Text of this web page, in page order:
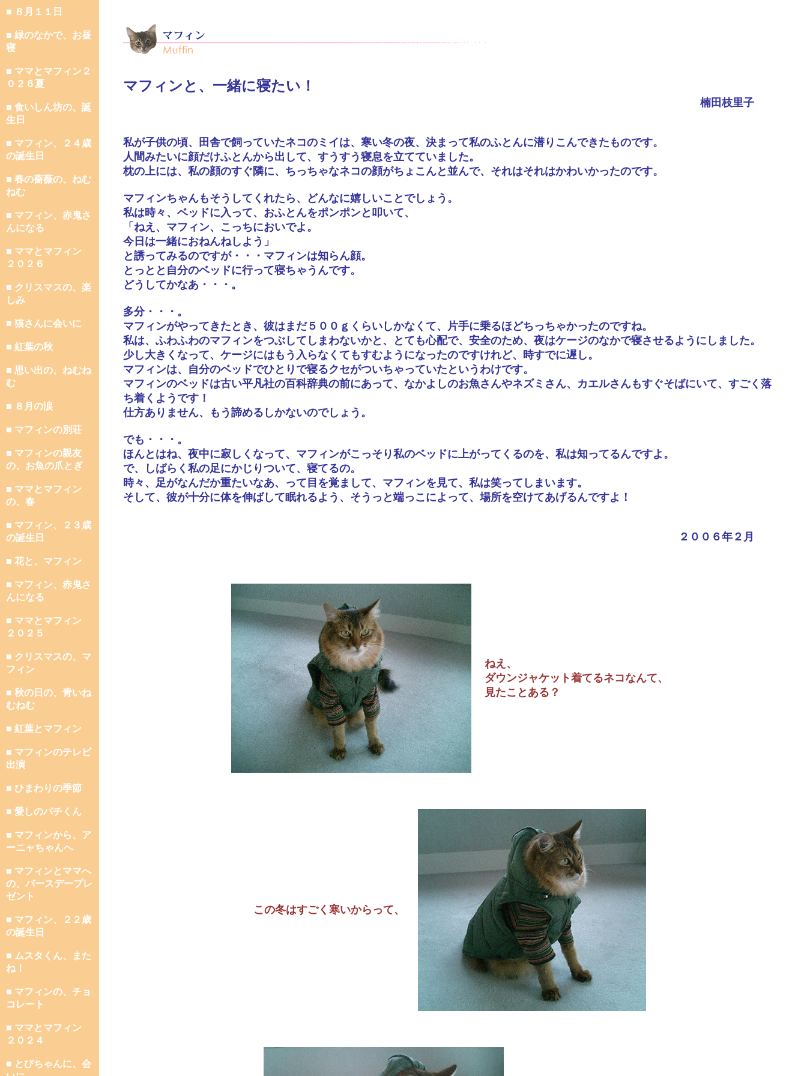
■ ８月１１日
■ 緑のなかで、お昼
寝
■ ママとマフィン２
０２６夏
■ 食いしん坊の、誕
生日
■ マフィン、２４歳
の誕生日
■ 春の薔薇の、ねむ
ねむ
■ マフィン、赤鬼さ
んになる
■ ママとマフィン
２０２６
■ クリスマスの、楽
しみ
■ 猫さんに会いに
■ 紅葉の秋
■ 思い出の、ねむね
む
■ ８月の涙
■ マフィンの別荘
■ マフィンの親友
の、お魚の爪とぎ
■ ママとマフィン
の、春
■ マフィン、２３歳
の誕生日
■ 花と、マフィン
■ マフィン、赤鬼さ
んになる
■ ママとマフィン
２０２５
■ クリスマスの、マ
フィン
■ 秋の日の、青いね
むねむ
■ 紅葉とマフィン
■ マフィンのテレビ
出演
■ ひまわりの季節
■ 愛しのパチくん
■ マフィンから、ア
ーニャちゃんへ
■ マフィンとママへ
の、バースデープレ
ゼント
■ マフィン、２２歳
の誕生日
■ ムスタくん、また
ね！
■ マフィンの、チョ
コレート
■ ママとマフィン
２０２４
■ とびちゃんに、会
マフィンと、一緒に寝たい！
楠田枝里子
私が子供の頃、田舎で飼っていたネコのミイは、寒い冬の夜、決まって私のふとんに潜りこんできたものです。
人間みたいに顔だけふとんから出して、すうすう寝息を立てていました。
枕の上には、私の顔のすぐ隣に、ちっちゃなネコの顔がちょこんと並んで、それはそれはかわいかったのです。
マフィンちゃんもそうしてくれたら、どんなに嬉しいことでしょう。
私は時々、ベッドに入って、おふとんをポンポンと叩いて、
「ねえ、マフィン、こっちにおいでよ。
今日は一緒におねんねしよう」
と誘ってみるのですが・・・マフィンは知らん顔。
とっとと自分のベッドに行って寝ちゃうんです。
どうしてかなあ・・・。
多分・・・。
マフィンがやってきたとき、彼はまだ５００ｇくらいしかなくて、片手に乗るほどちっちゃかったのですね。
私は、ふわふわのマフィンをつぶしてしまわないかと、とても心配で、安全のため、夜はケージのなかで寝させるようにしました。
少し大きくなって、ケージにはもう入らなくてもすむようになったのですけれど、時すでに遅し。
マフィンは、自分のベッドでひとりで寝るクセがついちゃっていたというわけです。
マフィンのベッドは古い平凡社の百科辞典の前にあって、なかよしのお魚さんやネズミさん、カエルさんもすぐそばにいて、すごく落
ち着くようです！
仕方ありません、もう諦めるしかないのでしょう。
でも・・・。
ほんとはね、夜中に寂しくなって、マフィンがこっそり私のベッドに上がってくるのを、私は知ってるんですよ。
で、しばらく私の足にかじりついて、寝てるの。
時々、足がなんだか重たいなあ、って目を覚まして、マフィンを見て、私は笑ってしまいます。
そして、彼が十分に体を伸ばして眠れるよう、そうっと端っこによって、場所を空けてあげるんですよ！
２００６年２月
ねえ、
ダウンジャケット着てるネコなんて、
見たことある？
この冬はすごく寒いからって、